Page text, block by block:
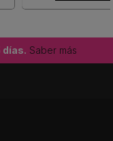
días. Saber más